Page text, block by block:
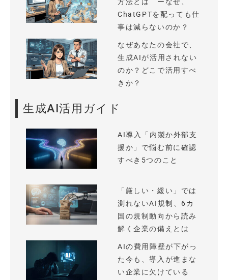
方法とは ーなぜ、
ChatGPTを配っても仕
事は減らないのか？
なぜあなたの会社で、
生成AIが活用されない
のか？どこで活用すべ
きか？
生成AI活用ガイド
AI導入「内製か外部支
援か」で悩む前に確認
すべき5つのこと
「厳しい・緩い」では
測れないAI規制、6カ
国の規制動向から読み
解く企業の備えとは
AIの費用障壁が下がっ
た今も、導入が進まな
い企業に欠けている